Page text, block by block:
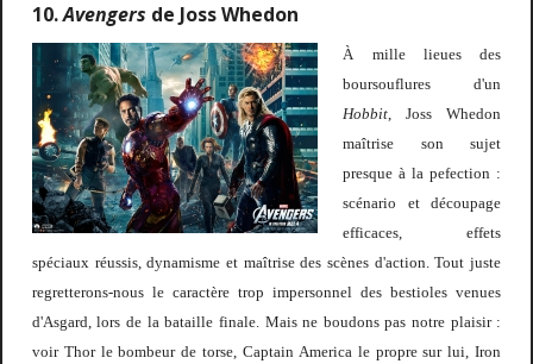
10.Avengers de Joss Whedon
Àmille lieues des
boursouflures d'un
Hobbit, Joss Whedon
maîtrise son sujet
presque à la pefection :
scénario et découpage
efficaces, effets
spéciaux réussis, dynamisme et maîtrise des scènes d'action. Tout juste
regretterons-nous le caractère trop impersonnel des bestioles venues
d'Asgard, lors de la bataille finale. Mais ne boudons pas notre plaisir :
voir Thor le bombeur de torse, Captain America le propre sur lui, Iron